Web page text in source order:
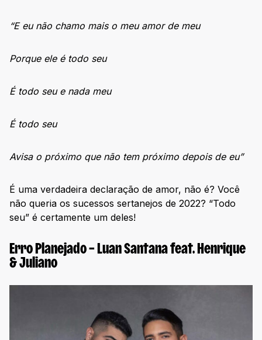
“E eu não chamo mais o meu amor de meu
Porque ele é todo seu
É todo seu e nada meu
É todo seu
Avisa o próximo que não tem próximo depois de eu”
É uma verdadeira declaração de amor, não é? Você
não queria os sucessos sertanejos de 2022? “Todo
seu” é certamente um deles!
Erro Planejado – Luan Santana feat. Henrique
& Juliano